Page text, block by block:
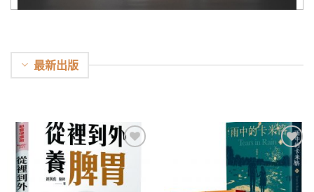
最新出版
加入
「願
望清
單」